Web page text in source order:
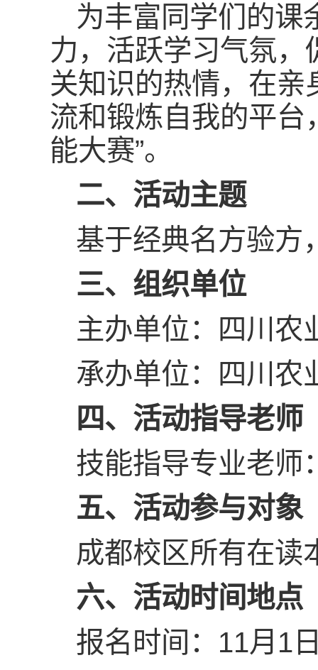
为丰富同学们的课
力，活跃学习气氛
关知识的热情，在
流和锻炼自我的平台
能大赛”。
二、 活动主题
基于经典名方验方
三、 组织单位
主办单位：四川农
承办单位：四川农
四、活动指导老师
技能指导专业老师
五、活动参与对象
成都校区所有在读
六、活动时间地点
报名时间：11月1